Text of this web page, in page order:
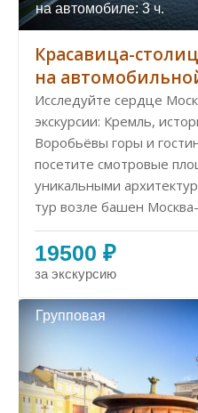
на автомобиле: 3 ч.
Красавица-
на
Исследуйте сердце
экскурсии: Кремль,
Воробьёвы горы и
посетите смотровые
уникальными
тур возле башен
19500 ₽
за экскурсию
Групповая